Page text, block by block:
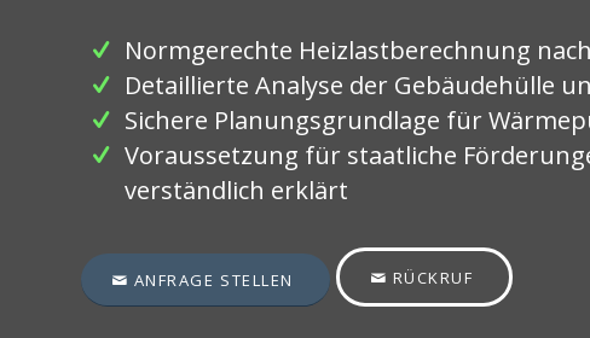
Normgerechte Heizlastberechnung nach
Detaillierte Analyse der Gebäudehülle
Sichere Planungsgrundlage für
Voraussetzung für staatliche
verständlich erklärt
ANFRAGE STELLEN RÜCKRUF